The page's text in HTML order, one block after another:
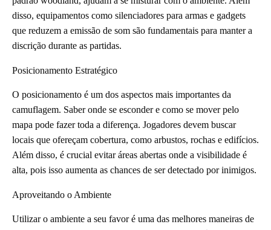
disso, equipamentos como silenciadores para armas e gadgets
que reduzem a emissão de som são fundamentais para manter a
discrição durante as partidas.
Posicionamento Estratégico
O posicionamento é um dos aspectos mais importantes da
camuflagem. Saber onde se esconder e como se mover pelo
mapa pode fazer toda a diferença. Jogadores devem buscar
locais que ofereçam cobertura, como arbustos, rochas e edifícios.
Além disso, é crucial evitar áreas abertas onde a visibilidade é
alta, pois isso aumenta as chances de ser detectado por inimigos.
Aproveitando o Ambiente
Utilizar o ambiente a seu favor é uma das melhores maneiras de